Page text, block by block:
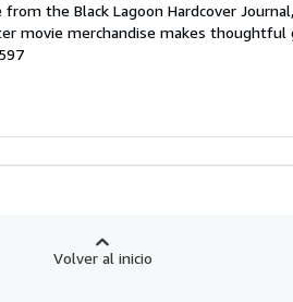
the Black Lagoon Hardcover
movie merchandise makes
Volver al inicio